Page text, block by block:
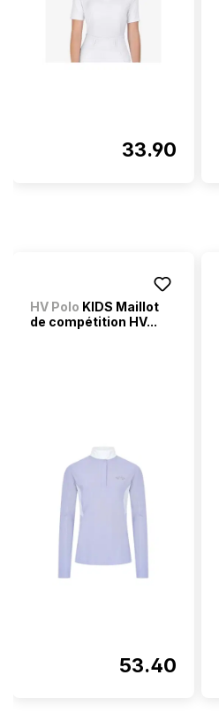
33.90
HV Polo KIDS Maillot
de compétition HV...
53.40